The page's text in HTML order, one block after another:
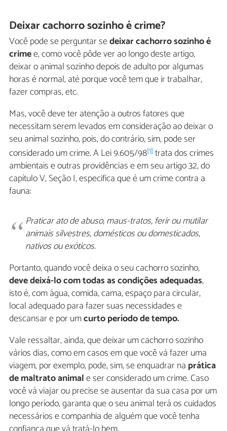
Deixar cachorro sozinho é crime?
Você pode se perguntar sedeixar cachorro sozinho é
crimee, como você pôde ver ao longo deste artigo,
deixar o animal sozinho depois de adulto por algumas
horas é normal, até porque você tem que ir trabalhar,
fazer compras, etc.
Mas, você deve ter atenção a outros fatores que
necessitam serem levados em consideração ao deixar o
seu animal sozinho, pois, do contrário, sim, pode ser
considerado um crime. A Lei 9.605/98[1] trata dos crimes
ambientais e outras providências e em seu artigo 32, do
capítulo V, Seção I, especifica que é um crime contra a
fauna:
Praticar ato de abuso, maus-tratos, ferir ou mutilar
animais silvestres, domésticos ou domesticados,
nativos ou exóticos.
Portanto, quando você deixa o seu cachorro sozinho,
deve deixá-lo com todas as condições adequadas,
isto é, com água, comida, cama, espaço para circular,
local adequado para fazer suas necessidades e
descansar e por umcurto período de tempo.
Vale ressaltar, ainda, que deixar um cachorro sozinho
vários dias, como em casos em que você vá fazer uma
viagem, por exemplo, pode, sim, se enquadrar na prática
de maltrato animale ser considerado um crime. Caso
você vá viajar ou precise se ausentar da sua casa por um
longo período, garanta que o seu animal terá os cuidados
necessários e companhia de alguém que você tenha